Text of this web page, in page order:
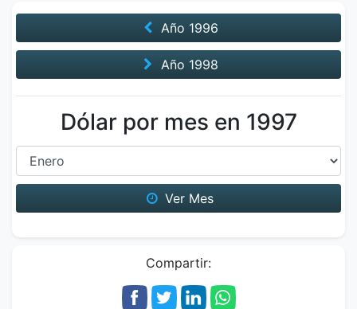
Año 1996
Año 1998
Dólar por mes en 1997
Ver Mes
Compartir: